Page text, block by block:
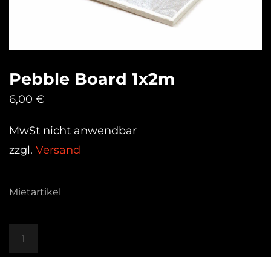
Pebble Board 1x2m
6,00 €
MwSt nicht anwendbar
zzgl. Versand
Mietartikel